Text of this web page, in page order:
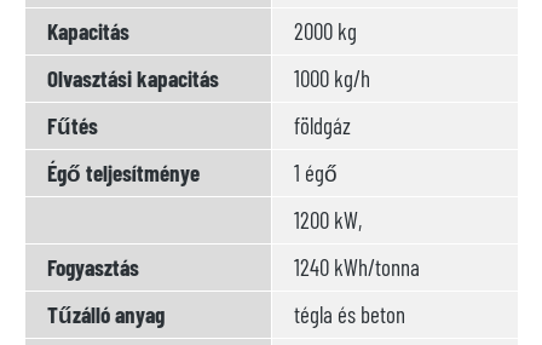
Kapacitás
2000 kg
Olvasztási kapacitás
1000 kg/h
Fűtés
földgáz
Égő teljesítménye
1 égő
1200 kW,
Fogyasztás
1240 kWh/tonna
Tűzálló anyag
tégla és beton